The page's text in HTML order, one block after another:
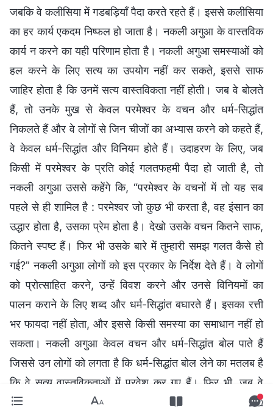
जबकि वे कलीसिया में गडबड़ियाँ पैदा करते रहते हैं। इससे कलीसिया
का हर कार्य एकदम निष्फल हो जाता है। नकली अगुआ के वास्तविक
कार्य न करने का यही परिणाम होता है। नकली अगुआ समस्याओं को
हल करने के लिए सत्य का उपयोग नहीं कर सकते, इससे साफ
जाहिर होता है कि उनमें सत्य वास्तविकता नहीं होती। जब वे बोलते
हैं, तो उनके मुख से केवल परमेश्वर के वचन और धर्म-सिद्धांत
निकलते हैं और वे लोगों से जिन चीजों का अभ्यास करने को कहते हैं,
वे केवल धर्म-सिद्धांत और विनियम होते हैं। उदाहरण के लिए, जब
किसी में परमेश्वर के प्रति कोई गलतफहमी पैदा हो जाती है, तो
नकली अगुआ उससे कहेंगे कि, “परमेश्वर के वचनों में तो यह सब
पहले से ही शामिल है : परमेश्वर जो कुछ भी करता है, वह इंसान का
उद्धार होता है, उसका प्रेम होता है। देखो उसके वचन कितने साफ,
कितने स्पष्ट हैं। फिर भी उसके बारे में तुम्हारी समझ गलत कैसे हो
गई?” नकली अगुआ लोगों को इस प्रकार के निर्देश देते हैं। वे लोगों
को प्रोत्साहित करने, उन्हें विवश करने और उनसे विनियमों का
पालन कराने के लिए शब्द और धर्म-सिद्धांत बघारते हैं। इसका रत्ती
भर फायदा नहीं होता, और इससे किसी समस्या का समाधान नहीं हो
सकता। नकली अगुआ केवल वचन और धर्म-सिद्धांत बोल पाते हैं
जिससे उन लोगों को लगता है कि धर्म-सिद्धांत बोल लेने का मतलब है
कि वे सत्य वास्तविकताओं में प्रवेश कर गए हैं। फिर भी, जब वे
किसी कठिनाई का सामना करते हैं तो उन्हें नहीं पता होता कि कैसे